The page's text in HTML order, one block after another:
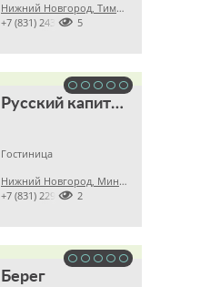
Нижний Новгород, Тимирязева, 33

+7 (831) 24343485
Русский капитал
Гостиница
Нижний Новгород, Минеева, 29, м. Парк культуры

+7 (831) 22959912
Берег